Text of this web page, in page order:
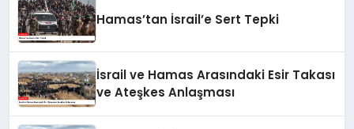
Hamas’tan İsrail’e Sert Tepki
İsrail ve Hamas Arasındaki Esir Takası
ve Ateşkes Anlaşması